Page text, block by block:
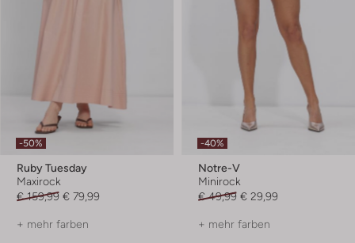
-50%
Ruby Tuesday
Maxirock
€ 159,99 € 79,99
+ mehr farben
-40%
Notre-V
Minirock
€ 49,99 € 29,99
+ mehr farben